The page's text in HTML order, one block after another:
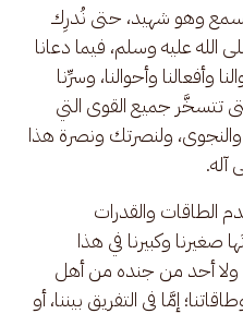
وهو شهيد، حتى نُدرِك
عليه وسلم، فيما دعانا
وأفعالنا وأحوالنا، وسرِّنا
حتى تتسخَّر جميع القوى التي
ولنصرتك ونصرة هذا
آله.
الطاقات والقدرات
وكبيرنا في هذا
ولا أحد من جنده من أهل
إمَّا في التفريق بيننا، أو